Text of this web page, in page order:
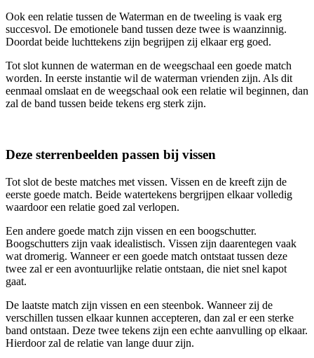
Ook een relatie tussen de Waterman en de tweeling is vaak erg
succesvol. De emotionele band tussen deze twee is waanzinnig.
Doordat beide luchttekens zijn begrijpen zij elkaar erg goed.
Tot slot kunnen de waterman en de weegschaal een goede match
worden. In eerste instantie wil de waterman vrienden zijn. Als dit
eenmaal omslaat en de weegschaal ook een relatie wil beginnen, dan
zal de band tussen beide tekens erg sterk zijn.
Deze sterrenbeelden passen bij vissen
Tot slot de beste matches met vissen. Vissen en de kreeft zijn de
eerste goede match. Beide watertekens bergrijpen elkaar volledig
waardoor een relatie goed zal verlopen.
Een andere goede match zijn vissen en een boogschutter.
Boogschutters zijn vaak idealistisch. Vissen zijn daarentegen vaak
wat dromerig. Wanneer er een goede match ontstaat tussen deze
twee zal er een avontuurlijke relatie ontstaan, die niet snel kapot
gaat.
De laatste match zijn vissen en een steenbok. Wanneer zij de
verschillen tussen elkaar kunnen accepteren, dan zal er een sterke
band ontstaan. Deze twee tekens zijn een echte aanvulling op elkaar.
Hierdoor zal de relatie van lange duur zijn.